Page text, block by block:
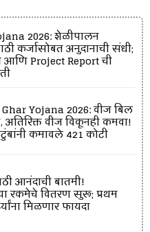
2026: शेळीपालन
कर्जासोबत अनुदानाची संधी;
आणि Project Report ची
Yojana 2026: वीज बिल
अतिरिक्त वीज विकूनही कमवा!
कमावले ₹421 कोटी
आनंदाची बातमी!
रकमेचे वितरण सुरू; प्रथम
मिळणार फायदा